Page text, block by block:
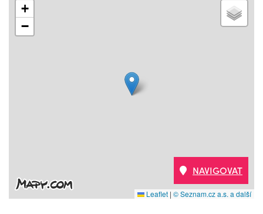
+
−
Leaflet | © Seznam.cz a.s. a další
NAVIGOVAT